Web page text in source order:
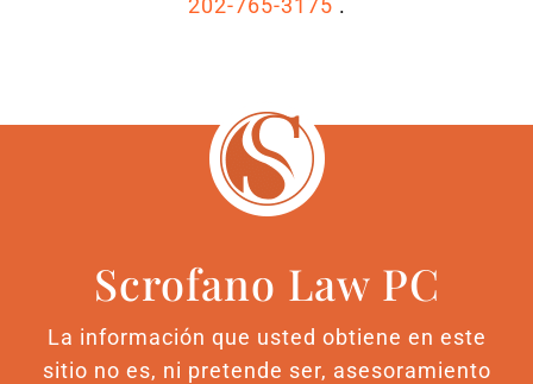
Scrofano Law PC
La información que usted obtiene en este
sitio no es, ni pretende ser, asesoramiento